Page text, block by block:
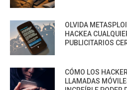
OLVIDA
HACKEA
PUBLICITARIOS
CÓMO LOS
LLAMADAS